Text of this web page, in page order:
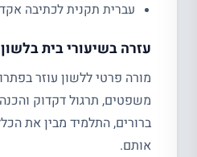
עברית תקנית לכתיבה
עזרה בשיעורי בית בלשון
מורה פרטי ללשון עוזר
משפטים, תרגול דקדוק
ברורים, התלמיד מבין את
אותם.